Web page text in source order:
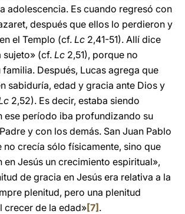
adolescencia. Es cuando regresó con
después que ellos lo perdieron y
el Templo (cf.Lc 2,41-51). Allí dice
sujeto» (cf. Lc 2,51), porque no
familia. Después, Lucas agrega que
sabiduría, edad y gracia ante Dios y
2,52). Es decir, estaba siendo
ese período iba profundizando su
y con los demás. San Juan Pablo
no crecía sólo físicamente, sino que
en Jesús un crecimiento espiritual»,
de gracia en Jesús era relativa a la
plenitud, pero una plenitud
crecer de la edad»[7] .